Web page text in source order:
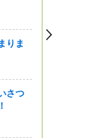
りま
さつ